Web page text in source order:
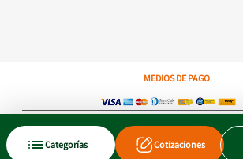
Categorías Cotizaciones
MEDIOS DE PAGO
Copyright © 2023 JEN SA. Derechos Reservados.